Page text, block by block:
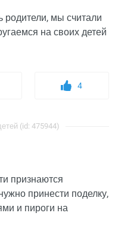
родители, мы считали
на своих детей
4
(id: 475944)
признаются
принести поделку,
и пироги на